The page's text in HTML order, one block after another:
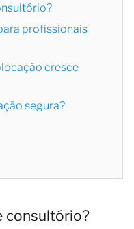
profissionais
cresce
segura?
consultório?